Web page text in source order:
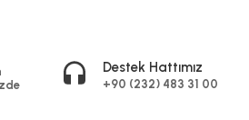
Destek Hattımız
+90 (232) 483 31 00